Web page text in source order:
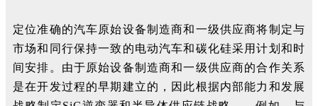
定位准确的汽车原始设备制造商和一级供应商将制定与
市场和同行保持一致的电动汽车和碳化硅采用计划和时
间安排。由于原始设备制造商和一级供应商的合作关系
是在开发过程的早期建立的，因此根据内部能力和发展